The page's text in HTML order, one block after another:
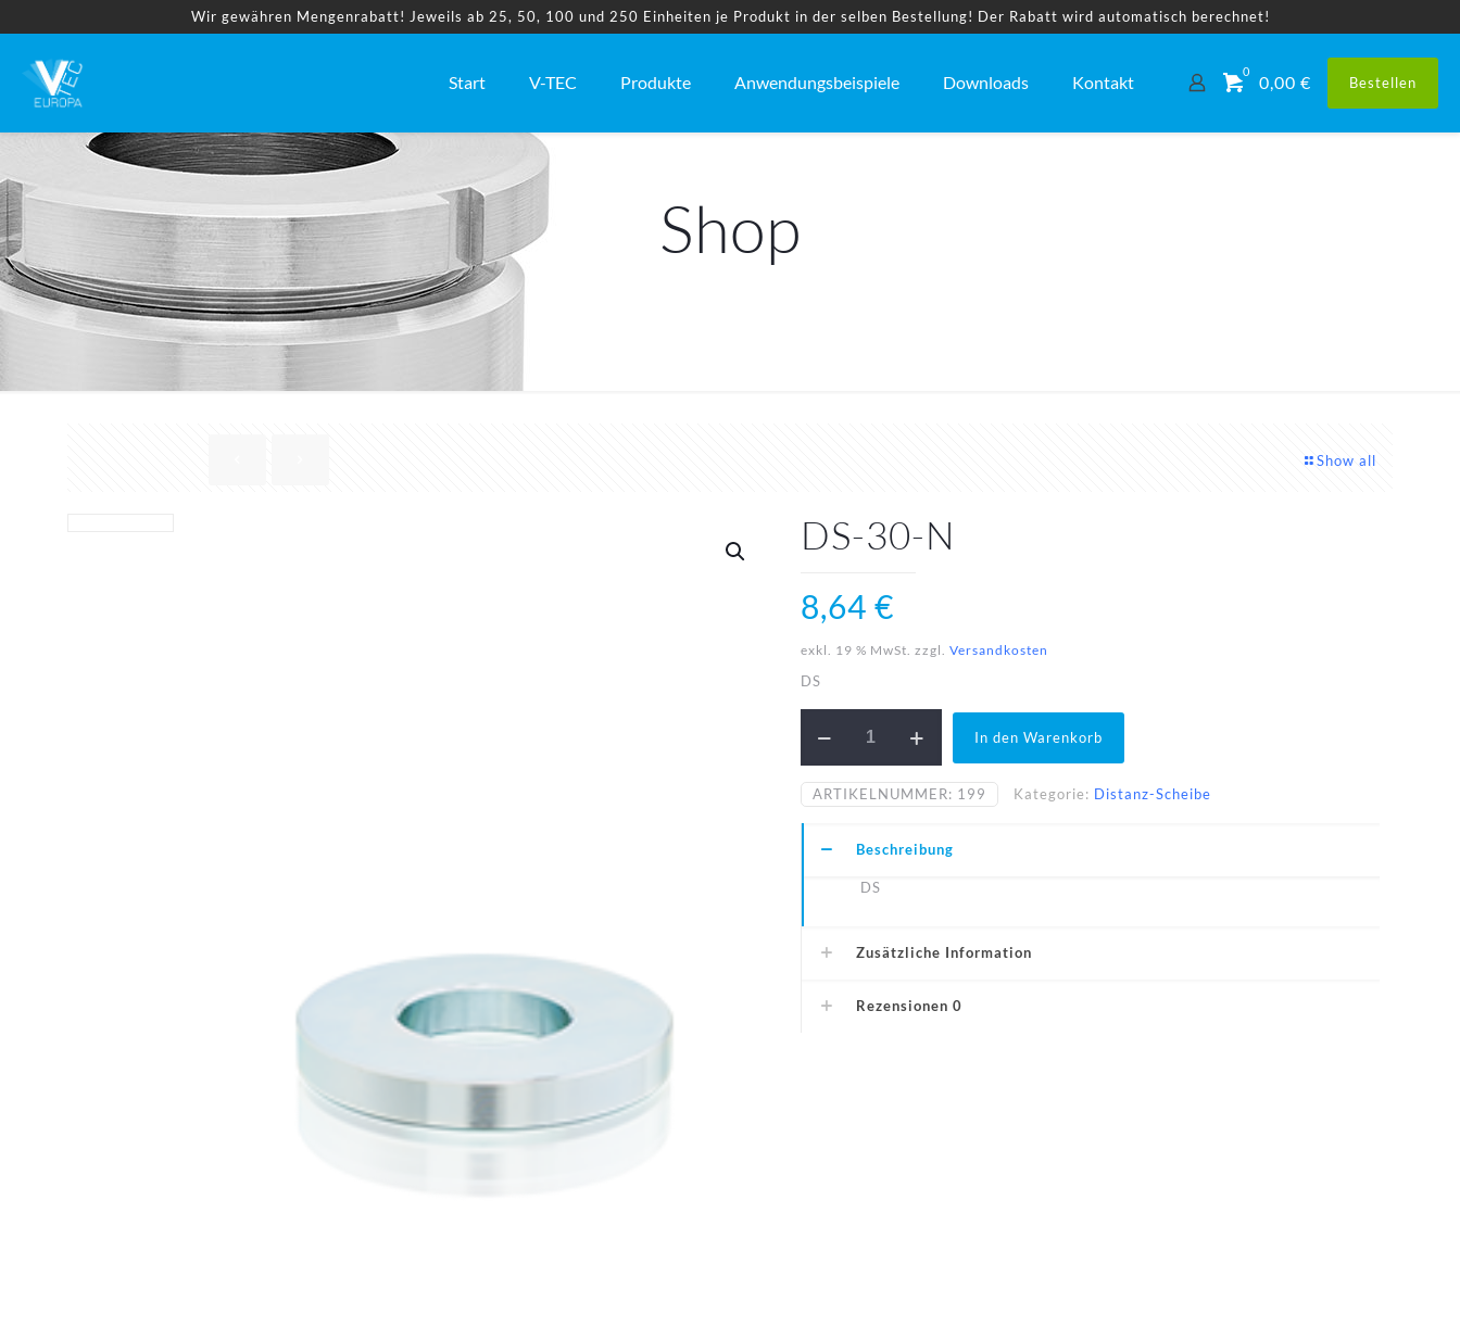
Wir gewähren Mengenrabatt! Jeweils ab 25, 50, 100 und 250 Einheiten je Produkt in der selben Bestellung! Der Rabatt wird automatisch berechnet!
Start V-TEC Produkte Anwendungsbeispiele Downloads Kontakt
0
0,00 € Bestellen
Shop
Show all
DS-30-N
8,64 €
exkl. 19 % MwSt. zzgl. Versandkosten
DS
30-
N
Menge
In den Warenkorb
ARTIKELNUMMER: 199 Kategorie: Distanz-Scheibe
Beschreibung
DS
Zusätzliche Information
Rezensionen 0